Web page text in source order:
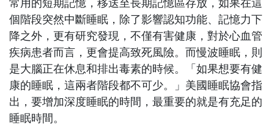
常用的短期記憶，移送至長期記憶區存放，如果在這
個階段突然中斷睡眠，除了影響認知功能、記憶力下
降之外，更有研究發現，不僅有害健康，對於心血管
疾病患者而言，更會提高致死風險。而慢波睡眠，則
是大腦正在休息和排出毒素的時候。「如果想要有健
康的睡眠，這兩者階段都不可少。」美國睡眠協會指
出，要增加深度睡眠的時間，最重要的就是有充足的
睡眠時間。